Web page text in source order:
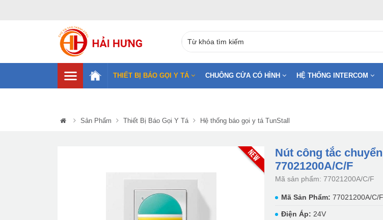
THIẾT BỊ BÁO GỌI Y TÁ CHUÔNG CỬA CÓ HÌNH HỆ THỐNG INTERCOM
Sản Phẩm Thiết Bị Báo Gọi Y Tá Hệ thống báo gọi y tá TunStall
Nút công tắc
77021200A/C/F
Mã sản phẩm: 77021200A/C/F
Mã Sản Phẩm: 77021200A/C/F
Điện Áp: 24V